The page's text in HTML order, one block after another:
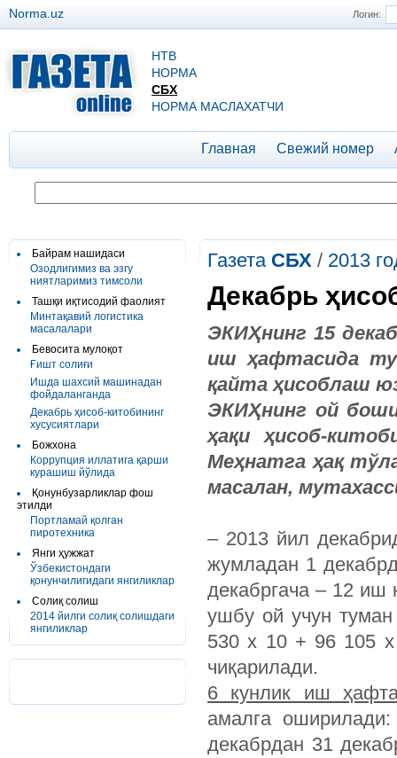
Логин:
Norma.uz
НТВ
НОРМА
СБХ
НОРМА МАСЛАХАТЧИ
Главная Свежий номер
Байрам нашидаси
Озодлигимиз ва эзгу
ниятларимиз тимсоли
Ташқи иқтисодий фаолият
Минтақавий логистика
масалалари
Бевосита мулоқот
Ғишт солиғи
Ишда шахсий машинадан
фойдаланганда
Декабрь ҳисоб-китобининг
хусусиятлари
Божхона
Коррупция иллатига қарши
курашиш йўлида
Қонунбузарликлар фош
этилди
Портламай қолган
пиротехника
Янги ҳужжат
Ўзбекистондаги
қонунчилигидаги янгиликлар
Солиқ солиш
2014 йилги солиқ солишдаги
янгиликлар
Газета СБХ / 2013
Декабрь
ЭКИҲнинг 15
иш ҳафтасида
қайта ҳисоблаш
ЭКИҲнинг ой
ҳақи ҳисоб-
Меҳнатга ҳақ
масалан,
– 2013 йил
жумладан 1
декабргача – 12 иш
ушбу ой учун
530 х 10 + 96 105
чиқарилади.
6 кунлик иш
амалга
декабрдан 31